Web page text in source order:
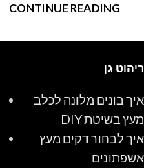
CONTINUE READING
ריהוט גן
איך בונים מלונה לכלב
מעץ בשיטת DIY
איך לבחור דקים מעץ
אשפתונים